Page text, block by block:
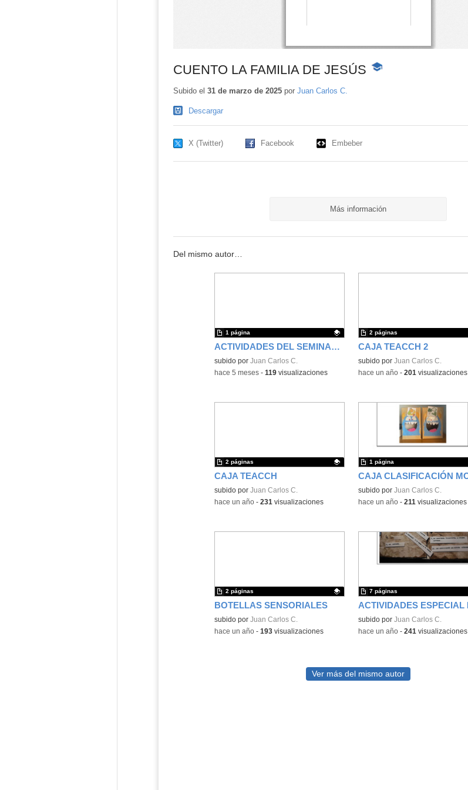
CUENTO LA FAMILIA DE JESÚS
-
Subido el 31 de marzo de 2025por Juan Carlos C.
Descargar
X (Twitter) Facebook Embeber
Más información
Del mismo autor…
ACTIVIDADES DEL SEMINARIO 25-26 AULAS DE EDUCACIÓN ESPECIAL EN COLEGIOS DE ORDINARIA Y LA ASIGNATURA DE RELIGIÓN.
Contenido educativo.
subido por Juan Carlos C.
1 página
-hace 5 meses- 119visualizaciones
CAJA TEACCH 2
Contenido educativo.
subido por Juan Carlos C.
2 páginas
-hace un año- 201 visualizaciones
CAJA TEACCH
Contenido educativo.
subido por Juan Carlos C.
2 páginas
-hace un año- 231 visualizaciones
Contenido educativo.
subido por Juan Carlos C.
1 página
-hace un año- 211 visualizaciones
BOTELLAS SENSORIALES
Contenido educativo.
subido por Juan Carlos C.
2 páginas
-hace un año- 193visualizaciones
Contenido educativo.
subido por Juan Carlos C.
7 páginas
-hace un año- 241 visualizaciones
Ver más del mismo autor